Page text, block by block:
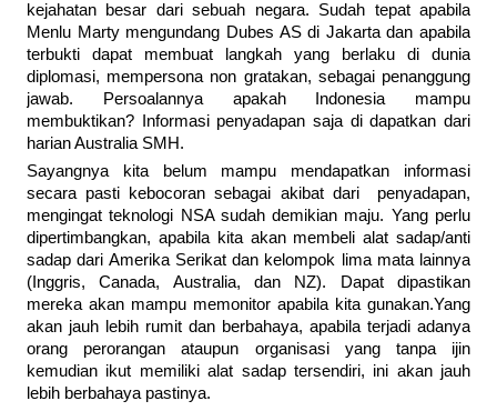
kejahatan besar dari sebuah negara. Sudah tepat apabila
Menlu Marty mengundang Dubes AS di Jakarta dan apabila
terbukti dapat membuat langkah yang berlaku di dunia
diplomasi, mempersona non gratakan, sebagai penanggung
jawab. Persoalannya apakah Indonesia mampu
membuktikan? Informasi penyadapan saja di dapatkan dari
harian Australia SMH.
Sayangnya kita belum mampu mendapatkan informasi
secara pasti kebocoran sebagai akibat dari penyadapan,
mengingat teknologi NSA sudah demikian maju. Yang perlu
dipertimbangkan, apabila kita akan membeli alat sadap/anti
sadap dari Amerika Serikat dan kelompok lima mata lainnya
(Inggris, Canada, Australia, dan NZ). Dapat dipastikan
mereka akan mampu memonitor apabila kita gunakan.Yang
akan jauh lebih rumit dan berbahaya, apabila terjadi adanya
orang perorangan ataupun organisasi yang tanpa ijin
kemudian ikut memiliki alat sadap tersendiri, ini akan jauh
lebih berbahaya pastinya.